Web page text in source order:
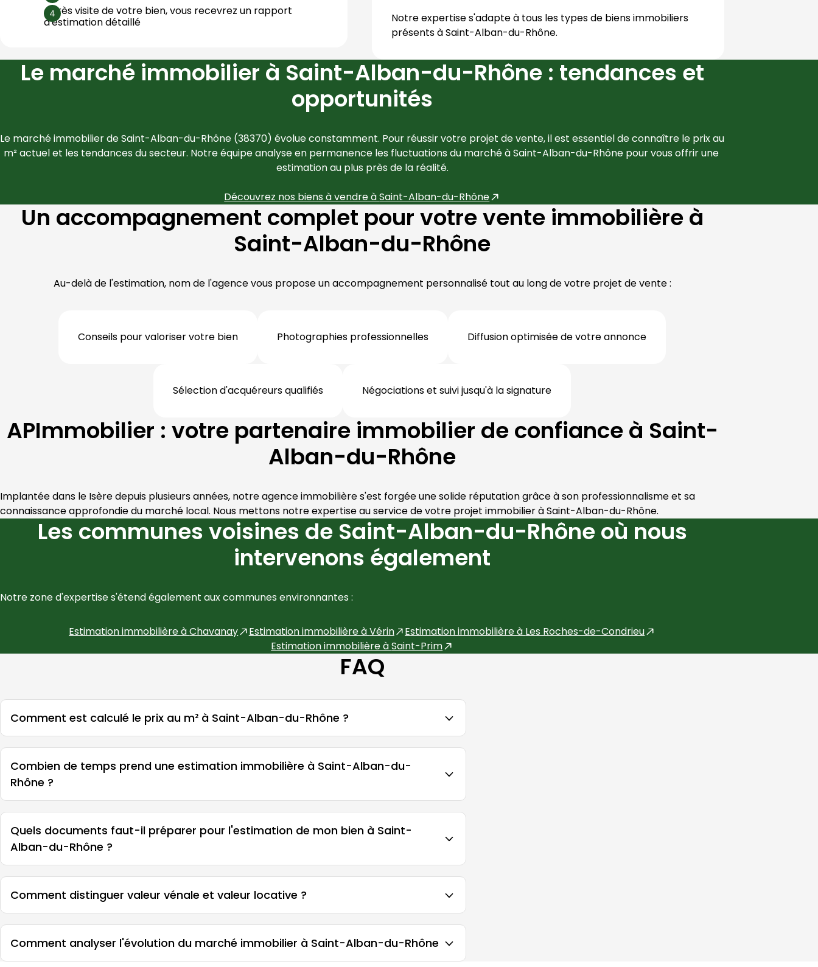
Après visite de votre bien, vous recevrez un rapport
d'estimation détaillé
Notre expertise s'adapte à tous les types de biens immobiliers
présents àSaint-Alban-du-Rhône.
Le marché immobilier à Saint-Alban-du-Rhône : tendances et
opportunités
Le marché immobilier de Saint-Alban-du-Rhône (38370) évolue constamment. Pour réussir votre projet de vente, il est essentiel de connaître le prix au
m² actuel et les tendances du secteur. Notre équipe analyse en permanence les fluctuations du marché à Saint-Alban-du-Rhône pour vous offrir une
estimation au plus près de la réalité.
Découvrez nos biens à vendre à Saint-Alban-du-Rhône
Un accompagnement complet pour votre vente immobilière à
Saint-Alban-du-Rhône
Au-delà de l'estimation, nom de l'agence vous propose un accompagnement personnalisé tout au long de votre projet de vente :
Conseils pour valoriser votre bien Photographies professionnelles Diffusion optimisée de votre annonce
Sélection d'acquéreurs qualifiés Négociations et suivi jusqu'à la signature
APImmobilier : votre partenaire immobilier de confiance à Saint-
Alban-du-Rhône
Implantée dans le Isère depuis plusieurs années, notre agence immobilière s'est forgée une solide réputation grâce à son professionnalisme et sa
connaissance approfondie du marché local. Nous mettons notre expertise au service de votre projet immobilier à Saint-Alban-du-Rhône.
Les communes voisines de Saint-Alban-du-Rhône où nous
intervenons également
Notre zone d'expertise s'étend également aux communes environnantes :
Estimation immobilière àChavanay Estimation immobilière àVérin Estimation immobilière à Les Roches-de-Condrieu
Estimation immobilière àSaint-Prim
FAQ
Comment est calculé le prix au m² à Saint-Alban-du-Rhône ?
Combien de temps prend une estimation immobilière à Saint-Alban-du-
Rhône ?
Quels documents faut-il préparer pour l'estimation de mon bien à Saint-
Alban-du-Rhône ?
Comment distinguer valeur vénale et valeur locative ?
Comment analyser l'évolution du marché immobilier à Saint-Alban-du-Rhône